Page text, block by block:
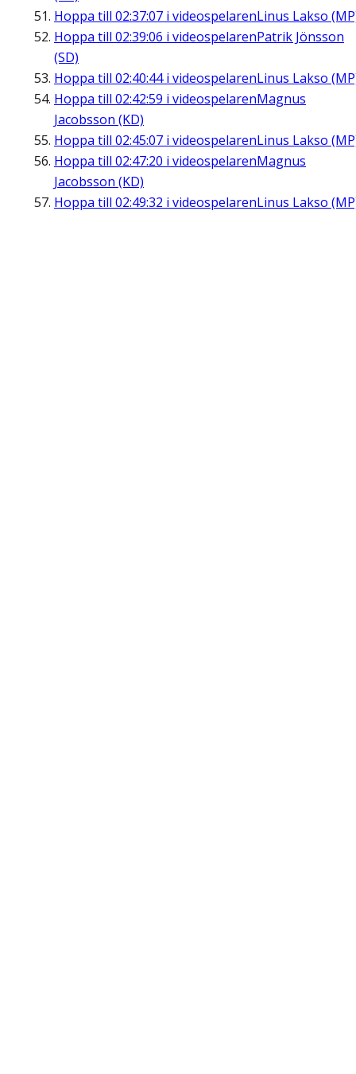
Hoppa till 02:37:07 i videospelarenLinus Lakso
Hoppa till 02:39:06 i videospelarenPatrik Jönsson
(SD)
Hoppa till 02:40:44i videospelarenLinus Lakso
Hoppa till 02:42:59 i videospelarenMagnus
Jacobsson (KD)
Hoppa till 02:45:07 i videospelarenLinus Lakso
Hoppa till 02:47:20 i videospelarenMagnus
Jacobsson (KD)
Hoppa till 02:49:32 i videospelarenLinus Lakso